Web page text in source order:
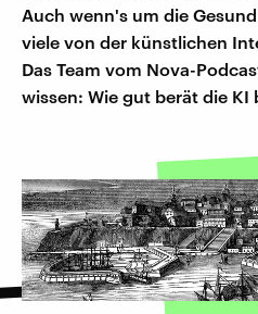
Auch wenn's um die
viele von der künstlichen
Das Team vom Nova-
wissen: Wie gut berät die